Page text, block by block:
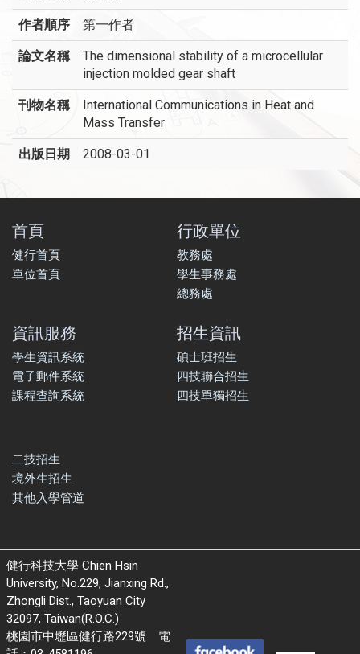
作者順序 第一作者
論文名稱
The dimensional stability of a microcellular
injection molded gear shaft
刊物名稱
International Communications in Heat and
Mass Transfer
出版日期 2008-03-01
首頁
健行首頁
單位首頁
行政單位
教務處
學生事務處
總務處
資訊服務
學生資訊系統
電子郵件系統
課程查詢系統
招生資訊
碩士班招生
四技聯合招生
四技單獨招生
二技招生
境外生招生
其他入學管道
健行科技大學 Chien Hsin
University, No.229, Jianxing Rd.,
Zhongli Dist., Taoyuan City
32097, Taiwan(R.O.C.)
桃園市中壢區健行路229號 電